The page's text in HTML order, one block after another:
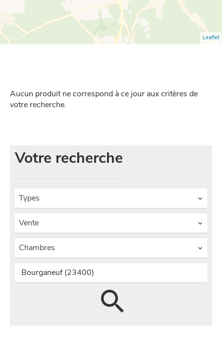
Leaflet
Aucun produit ne correspond à ce jour aux critères de
votre recherche.
Votre recherche
Types
Vente
Chambres
Bourganeuf (23400)